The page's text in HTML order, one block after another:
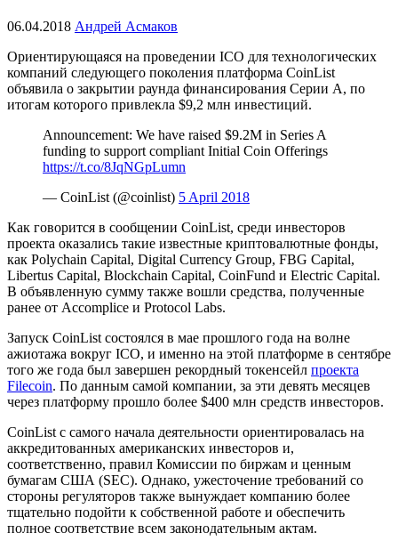
06.04.2018 Андрей Асмаков
Ориентирующаяся на проведении ICO для технологических
компаний следующего поколения платформа CoinList
объявила о закрытии раунда финансирования Серии А, по
итогам которого привлекла $9,2 млн инвестиций.
Announcement: We have raised $9.2M in Series A
funding to support compliant Initial Coin Offerings
https://t.co/8JqNGpLumn
— CoinList (@coinlist) 5 April 2018
Как говорится в сообщении CoinList, среди инвесторов
проекта оказались такие известные криптовалютные фонды,
как Polychain Capital, Digital Currency Group, FBG Capital,
Libertus Capital, Blockchain Capital, CoinFund и Electric Capital.
В объявленную сумму также вошли средства, полученные
ранее от Accomplice и Protocol Labs.
Запуск CoinList состоялся в мае прошлого года на волне
ажиотажа вокруг ICO, и именно на этой платформе в сентябре
того же года был завершен рекордный токенсейл проекта
Filecoin. По данным самой компании, за эти девять месяцев
через платформу прошло более $400 млн средств инвесторов.
CoinList с самого начала деятельности ориентировалась на
аккредитованных американских инвесторов и,
соответственно, правил Комиссии по биржам и ценным
бумагам США (SEC). Однако, ужесточение требований со
стороны регуляторов также вынуждает компанию более
тщательно подойти к собственной работе и обеспечить
полное соответствие всем законодательным актам.